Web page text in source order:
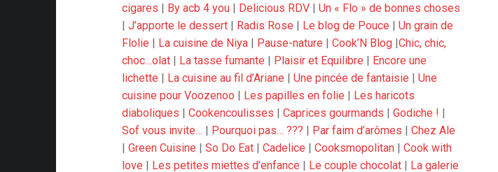
cigares | By acb 4 you | Delicious RDV |Un « Flo » de bonnes choses
|J’apporte le dessert | Radis Rose | Le blog de Pouce |Un grain de
Flolie | La cuisine de Niya | Pause-nature |Cook’N Blog |Chic, chic,
choc…olat | La tasse fumante | Plaisir et Equilibre | Encore une
lichette | La cuisine au fil d’Ariane |Une pincée de fantaisie |Une
cuisine pour Voozenoo | Les papilles en folie | Les haricots
diaboliques |Cookencoulisses |Caprices gourmands |Godiche ! |
Sof vous invite… | Pourquoi pas… ??? | Par faim d’arômes |Chez Ale
|Green Cuisine |So Do Eat |Cadelice |Cooksmopolitan |Cook with
love | Les petites miettes d’enfance | Le couple chocolat | La galerie